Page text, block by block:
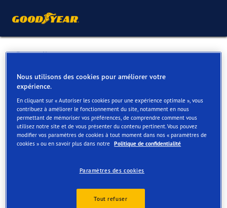
Retour liste
WUYTS NV
Services disponibles en ligne et en magasin
Contact Services
Nous utilisons des cookies pour améliorer votre
expérience.
En cliquant sur « Autoriser les cookies pour une expérience optimale », vous
contribuez à améliorer le fonctionnement du site, notamment en nous
permettant de mémoriser vos préférences, de comprendre comment vous
utilisez notre site et de vous présenter du contenu pertinent. Vous pouvez
modifier vos paramètres de cookies à tout moment dans nos « paramètres de
cookies » ou en savoir plus dans notre Politique de confidentialité
Paramètres des cookies
Tout refuser